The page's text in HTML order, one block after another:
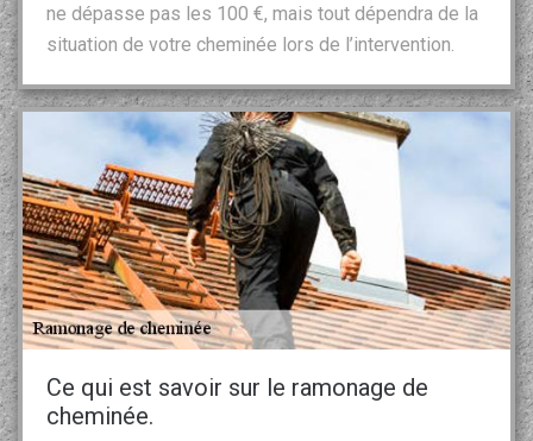
ne dépasse pas les 100 €, mais tout dépendra de la
situation de votre cheminée lors de l’intervention.
Ce qui est savoir sur le ramonage de
cheminée.